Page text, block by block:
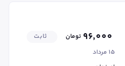
۹۶٬۰۰۰ تومان
ثابت
۱۵ مرداد